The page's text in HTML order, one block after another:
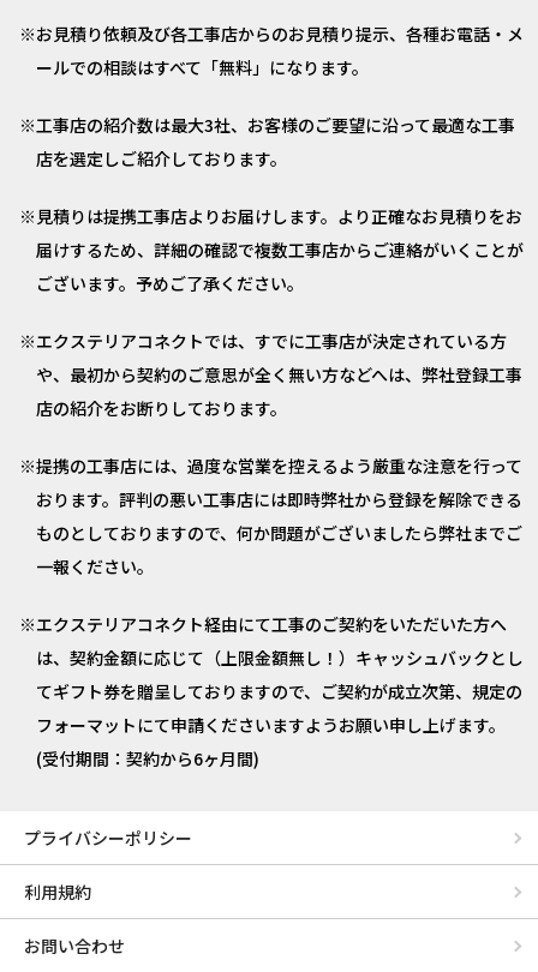
お見積り依頼及び各工事店からのお見積り提示、各種お電話・メ
ールでの相談はすべて「無料」になります。
工事店の紹介数は最大3社、お客様のご要望に沿って最適な工事
店を選定しご紹介しております。
見積りは提携工事店よりお届けします。より正確なお見積りをお
届けするため、詳細の確認で複数工事店からご連絡がいくことが
ございます。予めご了承ください。
エクステリアコネクトでは、すでに工事店が決定されている方
や、最初から契約のご意思が全く無い方などへは、弊社登録工事
店の紹介をお断りしております。
提携の工事店には、過度な営業を控えるよう厳重な注意を行って
おります。評判の悪い工事店には即時弊社から登録を解除できる
ものとしておりますので、何か問題がございましたら弊社までご
一報ください。
エクステリアコネクト経由にて工事のご契約をいただいた方へ
は、契約金額に応じて（上限金額無し！）キャッシュバックとし
てギフト券を贈呈しておりますので、ご契約が成立次第、規定の
フォーマットにて申請くださいますようお願い申し上げます。
(受付期間：契約から6ヶ月間)
プライバシーポリシー
利用規約
お問い合わせ